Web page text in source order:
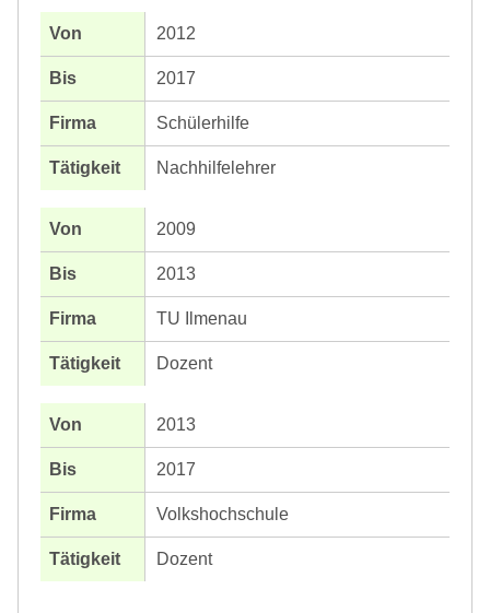
2012
2017
Schülerhilfe
Nachhilfelehrer
2009
2013
TU Ilmenau
Dozent
2013
2017
Volkshochschule
Dozent